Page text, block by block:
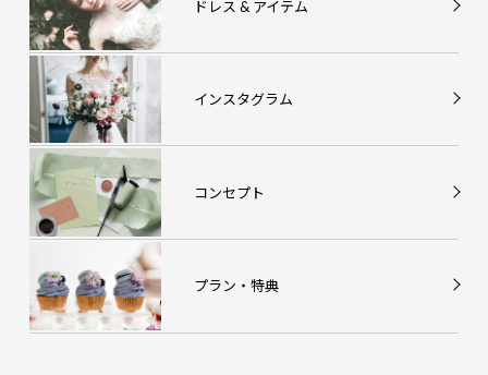
ドレス & アイテム
インスタグラム
コンセプト
プラン・特典